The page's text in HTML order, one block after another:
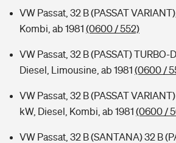
VW Passat, 32 B (PASSAT
Kombi, ab 1981 (0600 / 552)
VW Passat, 32 B (PASSAT) TURBO-
Diesel, Limousine, ab 1981 (0600 /
VW Passat, 32 B (PASSAT
kW, Diesel, Kombi, ab 1981 (0600 /
VW Passat, 32 B (SANTANA) 32 B